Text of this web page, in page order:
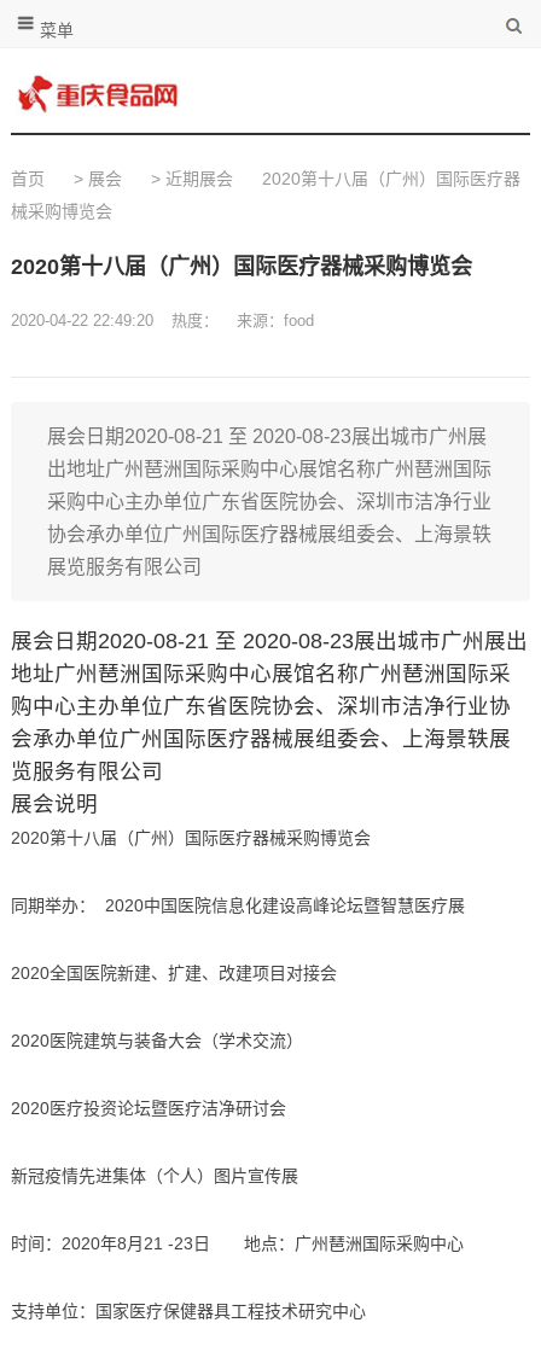
菜单
首页 > 展会 > 近期展会
2020第十八届（广州）国际医疗器
械采购博览会
2020第十八届（广州）国际医疗器械采购博览会
2020-04-22 22:49:20 热度： 来源：food
展会日期2020-08-21 至 2020-08-23展出城市广州展
出地址广州琶洲国际采购中心展馆名称广州琶洲国际
采购中心主办单位广东省医院协会、深圳市洁净行业
协会承办单位广州国际医疗器械展组委会、上海景轶
展览服务有限公司
展会日期2020-08-21 至 2020-08-23展出城市广州展出
地址广州琶洲国际采购中心展馆名称广州琶洲国际采
购中心主办单位广东省医院协会、深圳市洁净行业协
会承办单位广州国际医疗器械展组委会、上海景轶展
览服务有限公司
展会说明
2020第十八届（广州）国际医疗器械采购博览会
同期举办： 2020中国医院信息化建设高峰论坛暨智慧医疗展
2020全国医院新建、扩建、改建项目对接会
2020医院建筑与装备大会（学术交流）
2020医疗投资论坛暨医疗洁净研讨会
新冠疫情先进集体（个人）图片宣传展
时间：2020年8月21 -23日 地点：广州琶洲国际采购中心
支持单位：国家医疗保健器具工程技术研究中心